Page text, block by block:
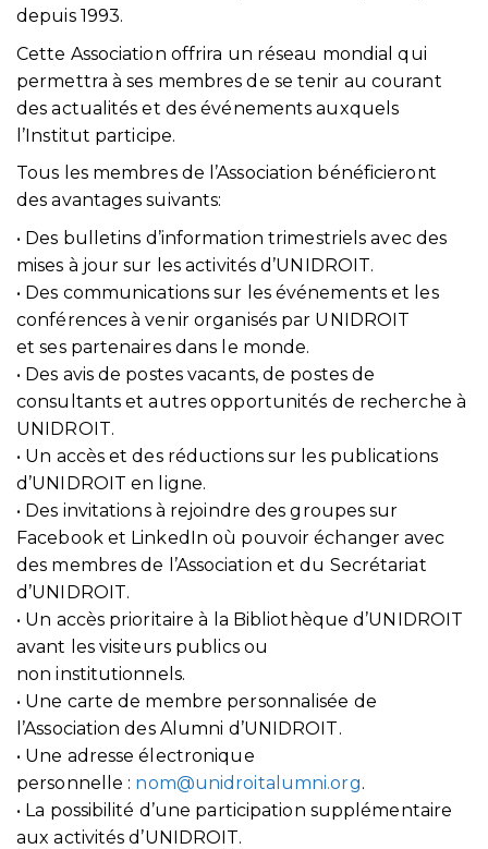
depuis 1993.
Cette Association offrira un réseau mondial qui
permettra à ses membres de se tenir au courant
des actualités et des événements auxquels
l’Institut participe.
Tous les membres de l’Association bénéficieront
des avantages suivants:
• Des bulletins d’information trimestriels avec des
mises à jour sur les activités d’UNIDROIT.
• Des communications sur les événements et les
conférences à venir organisés par UNIDROIT
et ses partenaires dans le monde.
• Des avis de postes vacants, de postes de
consultants et autres opportunités de recherche à
UNIDROIT.
• Un accès et des réductions sur les publications
d’UNIDROIT en ligne.
• Des invitations à rejoindre des groupes sur
Facebook et LinkedIn où pouvoir échanger avec
des membres de l’Association et du Secrétariat
d’UNIDROIT.
• Un accès prioritaire à la Bibliothèque d’UNIDROIT
avant les visiteurs publics ou
non institutionnels.
• Une carte de membre personnalisée de
l’Association des Alumni d’UNIDROIT.
• Une adresse électronique
personnelle : nom@unidroitalumni.org.
• La possibilité d’une participation supplémentaire
aux activités d’UNIDROIT.